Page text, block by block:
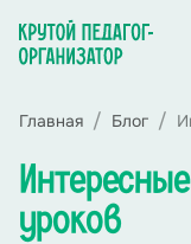
Главная Блог
уроков